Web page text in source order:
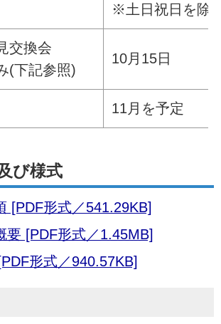
※土日祝日を除
交換会
(下記参照)
10月15日
11月を予定
び様式
[PDF形式／541.29KB]
要 [PDF形式／1.45MB]
形式／940.57KB]